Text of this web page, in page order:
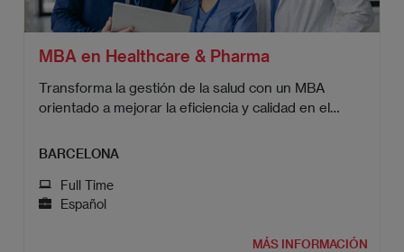
MBA en Healthcare & Pharma
Transforma la gestión de la salud con un MBA
orientado a mejorar la eficiencia y calidad en el
BARCELONA
Full Time
Español
MÁS INFORMACIÓN